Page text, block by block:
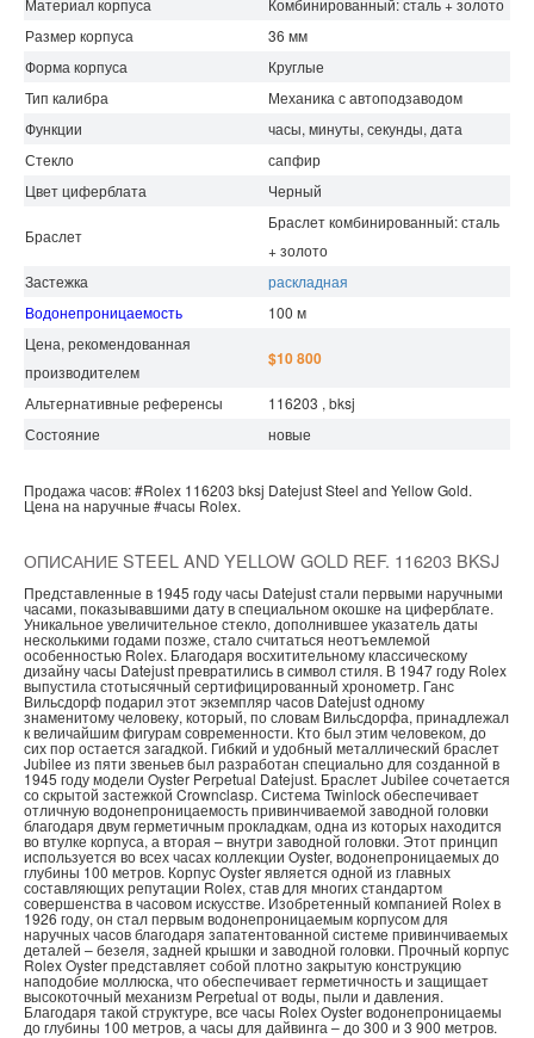
Размер корпуса
36 мм
Форма корпуса
Круглые
Тип калибра
Механика с автоподзаводом
Функции
часы, минуты, секунды, дата
Стекло
сапфир
Цвет циферблата
Черный
Браслет
Браслет комбинированный: сталь
+ золото
Застежка
раскладная
Водонепроницаемость
100 м
Цена, рекомендованная
производителем
$10 800
Альтернативные референсы
116203 , bksj
Состояние
новые
Продажа часов:#Rolex 116203 bksj DatejustSteel and Yellow Gold.
Цена на наручные #часы Rolex.
ОПИСАНИЕ STEEL AND YELLOW GOLD REF. 116203 BKSJ
Представленные в 1945 году часы Datejust стали первыми наручными
часами, показывавшими дату в специальном окошке на циферблате.
Уникальное увеличительное стекло, дополнившее указатель даты
несколькими годами позже, стало считаться неотъемлемой
особенностью Rolex. Благодаря восхитительному классическому
дизайну часы Datejust превратились в символ стиля. В 1947 году Rolex
выпустила стотысячный сертифицированный хронометр. Ганс
Вильсдорф подарил этот экземпляр часов Datejust одному
знаменитому человеку, который, по словам Вильсдорфа, принадлежал
к величайшим фигурам современности. Кто был этим человеком, до
сих пор остается загадкой. Гибкий и удобный металлический браслет
Jubilee из пяти звеньев был разработан специально для созданной в
1945 году модели Oyster Perpetual Datejust. Браслет Jubilee сочетается
со скрытой застежкой Crownclasp. Система Twinlock обеспечивает
отличную водонепроницаемость привинчиваемой заводной головки
благодаря двум герметичным прокладкам, одна из которых находится
во втулке корпуса, а вторая – внутри заводной головки. Этот принцип
используется во всех часах коллекции Oyster, водонепроницаемых до
глубины 100 метров. Корпус Oyster является одной из главных
составляющих репутации Rolex, став для многих стандартом
совершенства в часовом искусстве. Изобретенный компанией Rolex в
1926 году, он стал первым водонепроницаемым корпусом для
наручных часов благодаря запатентованной системе привинчиваемых
деталей – безеля, задней крышки и заводной головки. Прочный корпус
Rolex Oyster представляет собой плотно закрытую конструкцию
наподобие моллюска, что обеспечивает герметичность и защищает
высокоточный механизм Perpetual от воды, пыли и давления.
Благодаря такой структуре, все часы Rolex Oyster водонепроницаемы
до глубины 100 метров, а часы для дайвинга – до 300 и 3 900 метров.